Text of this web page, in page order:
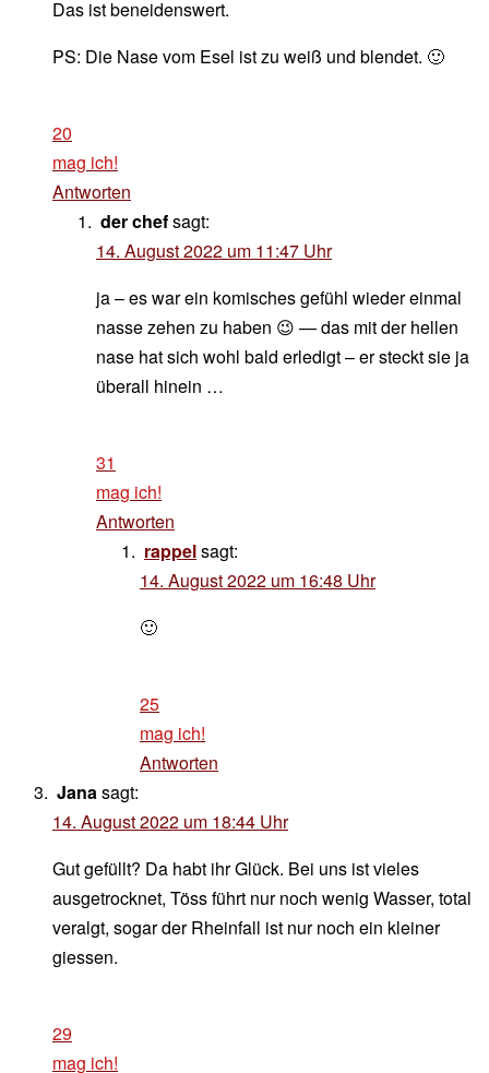
Das ist beneidenswert.
PS: Die Nase vom Esel ist zu weiß und blendet. 🙂
20
mag ich!
Antworten
der chefsagt:
14. August 2022 um 11:47 Uhr
ja – es war ein komisches gefühl wieder einmal
nasse zehen zu haben 😉 — das mit der hellen
nase hat sich wohl bald erledigt – er steckt sie ja
überall hinein …
31
mag ich!
Antworten
rappelsagt:
14. August 2022 um 16:48 Uhr
🙂
25
mag ich!
Antworten
Janasagt:
14. August 2022 um 18:44 Uhr
Gut gefüllt? Da habt ihr Glück. Bei uns ist vieles
ausgetrocknet, Töss führt nur noch wenig Wasser, total
veralgt, sogar der Rheinfall ist nur noch ein kleiner
giessen.
29
mag ich!